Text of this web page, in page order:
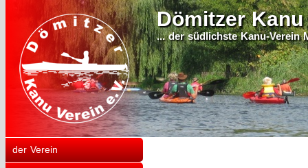
Dömitzer Kanu
... der südlichste Kanu-Verein
der Verein